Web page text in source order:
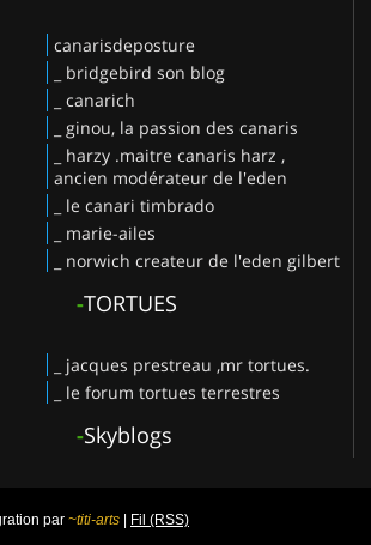
canarisdeposture
_ bridgebird son blog
_ canarich
_ ginou, la passion des canaris
_ harzy .maitre canaris harz ,
ancien modérateur de l'eden
_ le canari timbrado
_ marie-ailes
_ norwich createur de l'eden gilbert
-TORTUES
_ jacques prestreau ,mr tortues.
_ le forum tortues terrestres
-Skyblogs
par ~titi-arts | Fil (RSS)